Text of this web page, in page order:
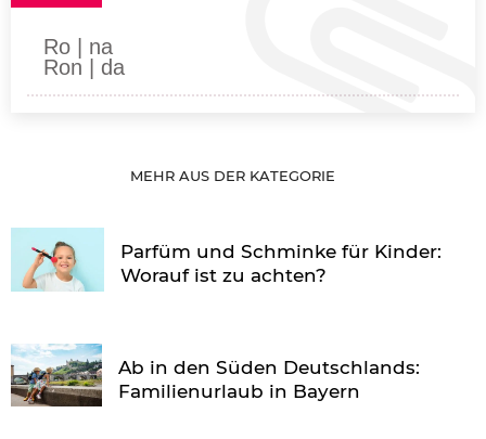
Ro | na
Ron | da
MEHR AUS DER KATEGORIE
Parfüm und Schminke für Kinder:
Worauf ist zu achten?
Ab in den Süden Deutschlands:
Familienurlaub in Bayern